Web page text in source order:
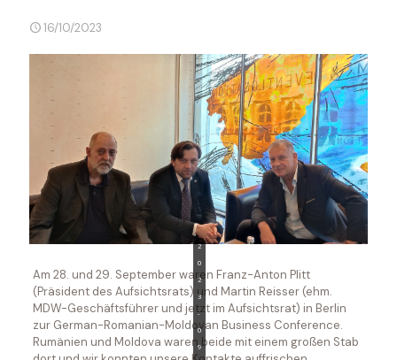
16/10/2023
Am 28. und 29. September waren Franz-Anton Plitt
(Präsident des Aufsichtsrats) und Martin Reisser (ehm.
MDW-Geschäftsführer und jetzt im Aufsichtsrat) in Berlin
zur German-Romanian-Moldovan Business Conference.
Rumänien und Moldova waren beide mit einem großen Stab
2
0
2
3
-
0
9